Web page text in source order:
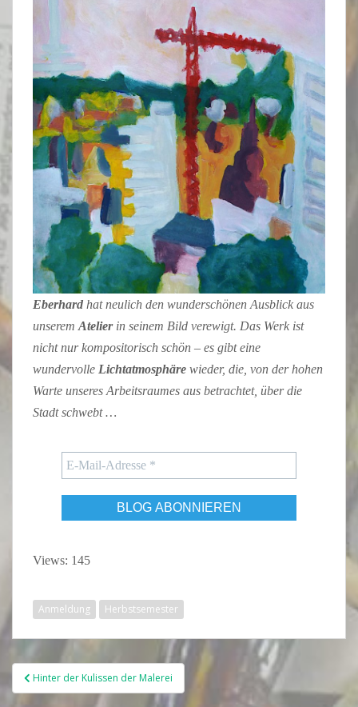
Eberhard hat neulich den wunderschönen Ausblick aus
unseremAtelierin seinem Bild verewigt. Das Werk ist
nicht nur kompositorisch schön – es gibt eine
wundervolle Lichtatmosphäre wieder, die, von der hohen
Warte unseres Arbeitsraumes aus betrachtet, über die
Stadt schwebt …
Views: 145
Anmeldung Herbstsemester
Beitragsnavigation
Hinter der Kulissen der Malerei